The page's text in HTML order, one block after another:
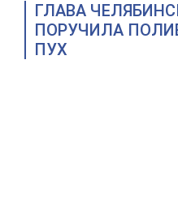
ГЛАВА
ПОРУЧИЛА
ПУХ